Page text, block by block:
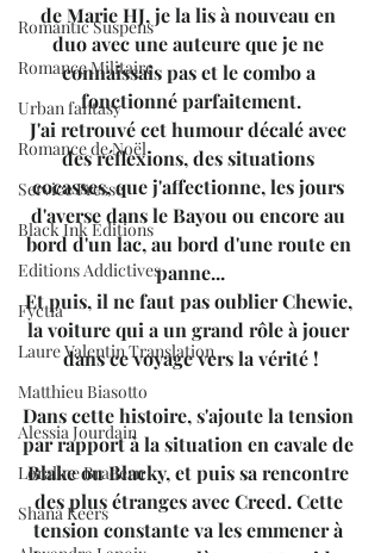
Romantic Suspens
Romance Militaire
Urban fantasy
Romance de Noël
Service Presse
Black Ink Editions
Editions Addictives
Fyctia
Laure Valentin Translation
Matthieu Biasotto
Alessia Jourdain
Loraline Bradern
Shana Keers
de Marie HJ, je la lis à nouveau en
duo avec une auteure que je ne
connaissais pas et le combo a
fonctionné parfaitement.
J'ai retrouvé cet humour décalé avec
des réflexions, des situations
cocasses, que j'affectionne, les jours
d'averse dans le Bayou ou encore au
bord d'un lac, au bord d'une route en
panne...
Et puis, il ne faut pas oublier Chewie,
la voiture qui a un grand rôle à jouer
dans ce voyage vers la vérité !
Dans cette histoire, s'ajoute la tension
par rapport à la situation en cavale de
Blake ou Blacky, et puis sa rencontre
des plus étranges avec Creed. Cette
tension constante va les emmener à